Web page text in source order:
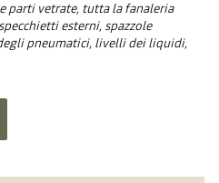
parti vetrate, tutta la fanaleria
esterni, spazzole
pneumatici, livelli dei liquidi,